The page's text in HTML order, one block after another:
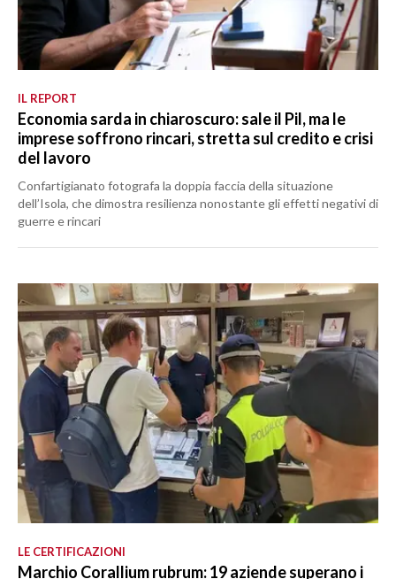
IL REPORT
Economia sarda in chiaroscuro: sale il Pil, ma le
imprese soffrono rincari, stretta sul credito e crisi
del lavoro
Confartigianato fotografa la doppia faccia della situazione
dell’Isola, che dimostra resilienza nonostante gli effetti negativi di
guerre e rincari
LE CERTIFICAZIONI
Marchio Corallium rubrum: 19 aziende superano i